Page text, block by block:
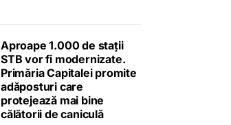
Aproape 1.000 de stații
STB vor fi modernizate.
Primăria Capitalei promite
adăposturi care
protejează mai bine
călătorii de caniculă